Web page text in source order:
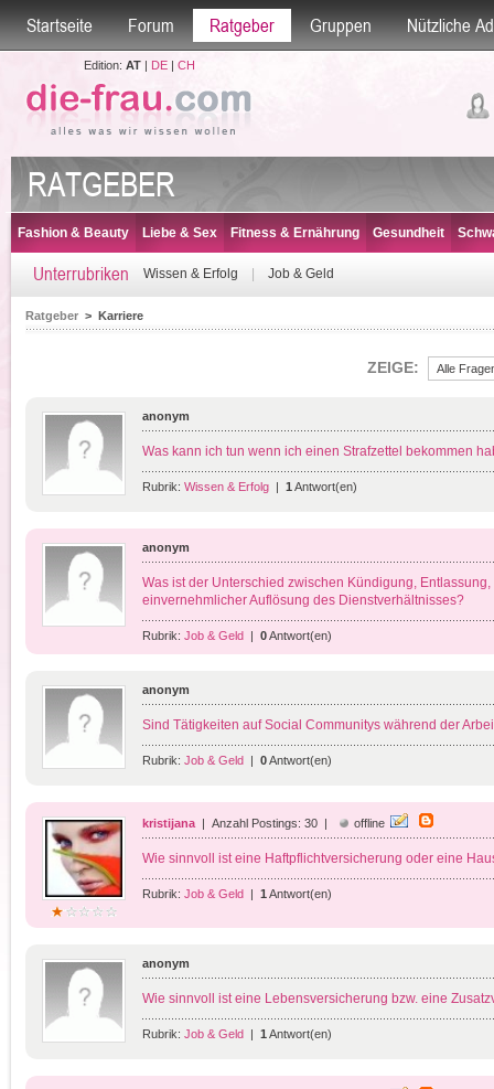
Startseite Forum Ratgeber Gruppen Nützliche
Edition: AT| DE| CH
RATGEBER
Fashion & Beauty Liebe & Sex Fitness & Ernährung Gesundheit
Unterrubriken Wissen & Erfolg Job & Geld
Ratgeber> Karriere
ZEIGE:
anonym
Was kann ich tun wenn ich einen Strafzettel bekommen
Rubrik: Wissen & Erfolg| 1 Antwort(en)
anonym
Was ist der Unterschied zwischen Kündigung,
einvernehmlicher Auflösung des Dienstverhältnisses?
Rubrik: Job & Geld| 0Antwort(en)
anonym
Sind Tätigkeiten auf Social Communitys während der
Rubrik: Job & Geld| 0Antwort(en)
kristijana| Anzahl Postings: 30 | offline
Wie sinnvoll ist eine Haftpflichtversicherung oder eine
Rubrik: Job & Geld| 1 Antwort(en)
anonym
Wie sinnvoll ist eine Lebensversicherung bzw. eine
Rubrik: Job & Geld| 1 Antwort(en)